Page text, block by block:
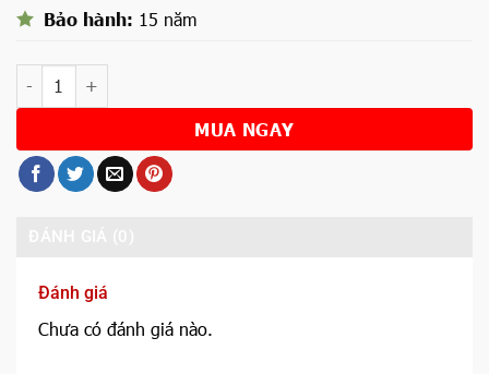
Bảo hành: 15 năm
Số lượng
MUA NGAY
Đánh giá
Chưa có đánh giá nào.